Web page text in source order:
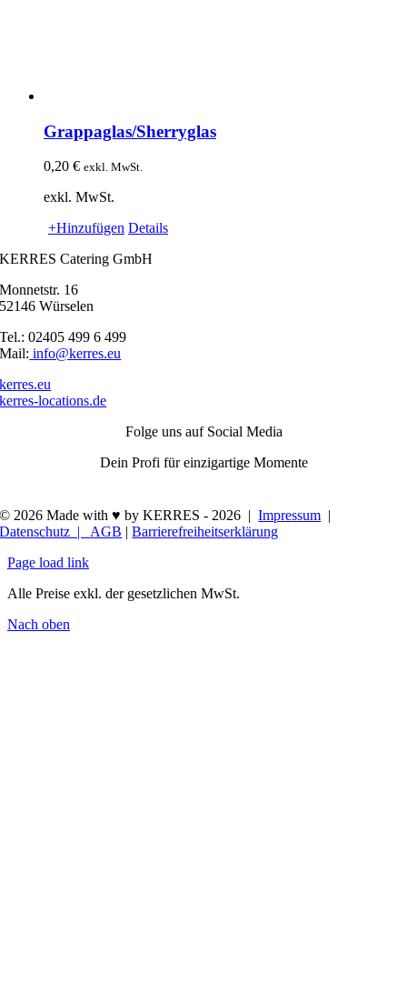
Grappaglas/Sherryglas
0,20 € exkl. MwSt.
exkl. MwSt.
+Hinzufügen Details
KERRES Catering GmbH
Monnetstr. 16
52146 Würselen
Tel.: 02405 499 6 499
Mail: info@kerres.eu
kerres.eu
kerres-locations.de
Folge uns auf Social Media
Dein Profi für einzigartige Momente
© 2026 Made with ♥ by KERRES -2026 |Impressum |
Datenschutz |AGB |Barrierefreiheitserklärung
Page load link
Alle Preise exkl. der gesetzlichen MwSt.
Nach oben